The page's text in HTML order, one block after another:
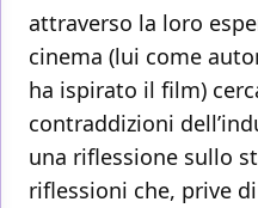
attraverso la loro
cinema (lui come
ha ispirato il film)
contraddizioni
una riflessione sullo
riflessioni che, prive